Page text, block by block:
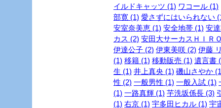
イルドキャッツ (1) ワコール (1)
部寛 (1) 愛さずにはいられない
安室奈美恵 (1) 安全地帯 (1) 安
カス (2) 安田大サーカスＨＩＲ
伊達公子 (2) 伊東美咲 (2) 伊藤
(1) 移籍 (1) 移動販売 (1) 遺言書
生 (1) 井上真央 (1) 磯山さやか
性 (2) 一般男性 (1) 一般入試 (1)
(1) 一路真輝 (1) 芋洗坂係長 (3)
(1) 右京 (1) 宇多田ヒカル (1) 宇